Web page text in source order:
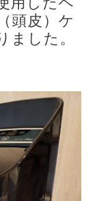
頭皮）ケ
ました。